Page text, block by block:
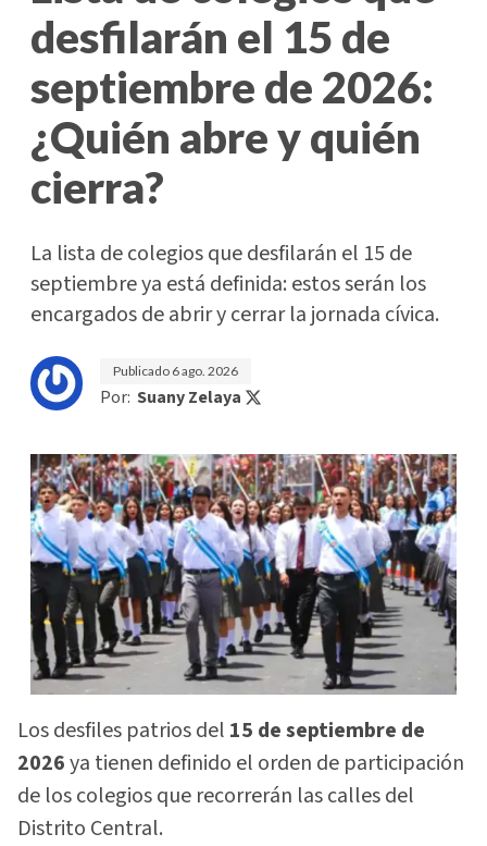
desfilarán el 15 de
septiembre de 2026:
¿Quién abre y quién
cierra?
La lista de colegios que desfilarán el 15 de
septiembre ya está definida: estos serán los
encargados de abrir y cerrar la jornada cívica.
Publicado 6 ago. 2026
Por: Suany Zelaya
Los desfiles patrios del 15 de septiembre de
2026ya tienen definido el orden de participación
de los colegios que recorrerán las calles del
Distrito Central.